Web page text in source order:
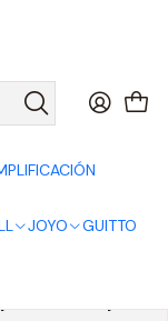
JOYO GUITTO
Colina o
Acústicas FENDER